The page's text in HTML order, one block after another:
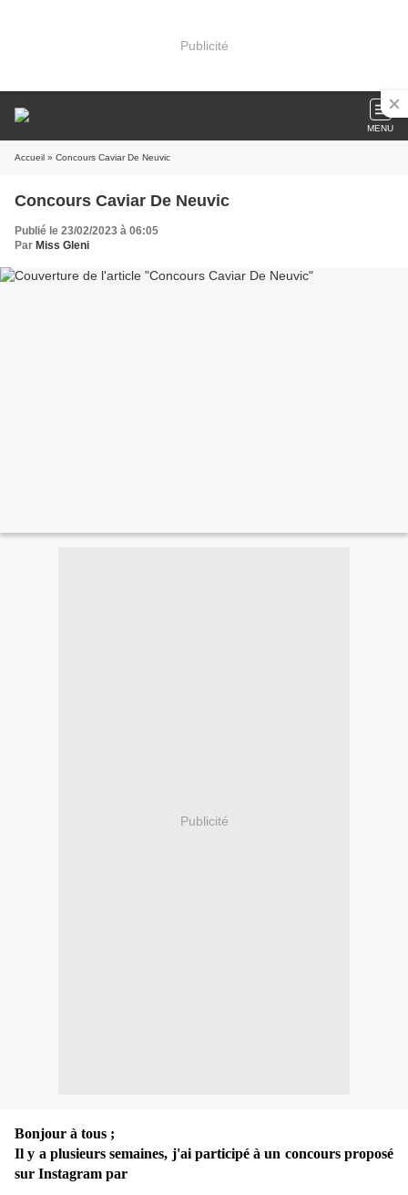
Publicité
MENU
Accueil » Concours Caviar De Neuvic
Concours Caviar De Neuvic
Publié le 23/02/2023 à 06:05
Par Miss Gleni
Publicité
Bonjour à tous ;
Il y a plusieurs semaines, j'ai participé à un concours proposé
sur Instagram par